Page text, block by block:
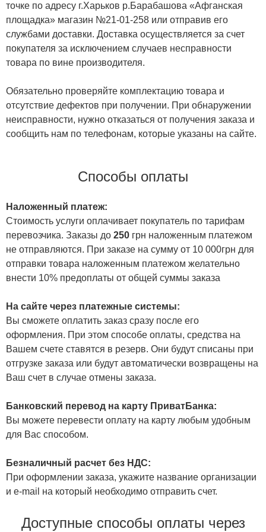
точке по адресу г.Харьков р.Барабашова «Афганская
площадка» магазин №21-01-258 или отправив его
службами доставки. Доставка осуществляется за счет
покупателя за исключением случаев несправности
товара по вине производителя.
Обязательно проверяйте комплектацию товара и
отсутствие дефектов при получении. При обнаружении
неисправности, нужно отказаться от получения заказа и
сообщить нам по телефонам, которые указаны на сайте.
Способы оплаты
Наложенный платеж:
Стоимость услуги оплачивает покупатель по тарифам
перевозчика. Заказы до 250 грн наложенным платежом
не отправляются. При заказе на сумму от 10 000грн для
отправки товара наложенным платежом желательно
внести 10% предоплаты от общей суммы заказа
На сайте через платежные системы:
Вы сможете оплатить заказ сразу после его
оформления. При этом способе оплаты, средства на
Вашем счете ставятся в резерв. Они будут списаны при
отгрузке заказа или будут автоматически возвращены на
Ваш счет в случае отмены заказа.
Банковский перевод на карту ПриватБанка:
Вы можете перевести оплату на карту любым удобным
для Вас способом.
Безналичный расчет без НДС:
При оформлении заказа, укажите название организации
и e-mail на который необходимо отправить счет.
Доступные способы оплаты через